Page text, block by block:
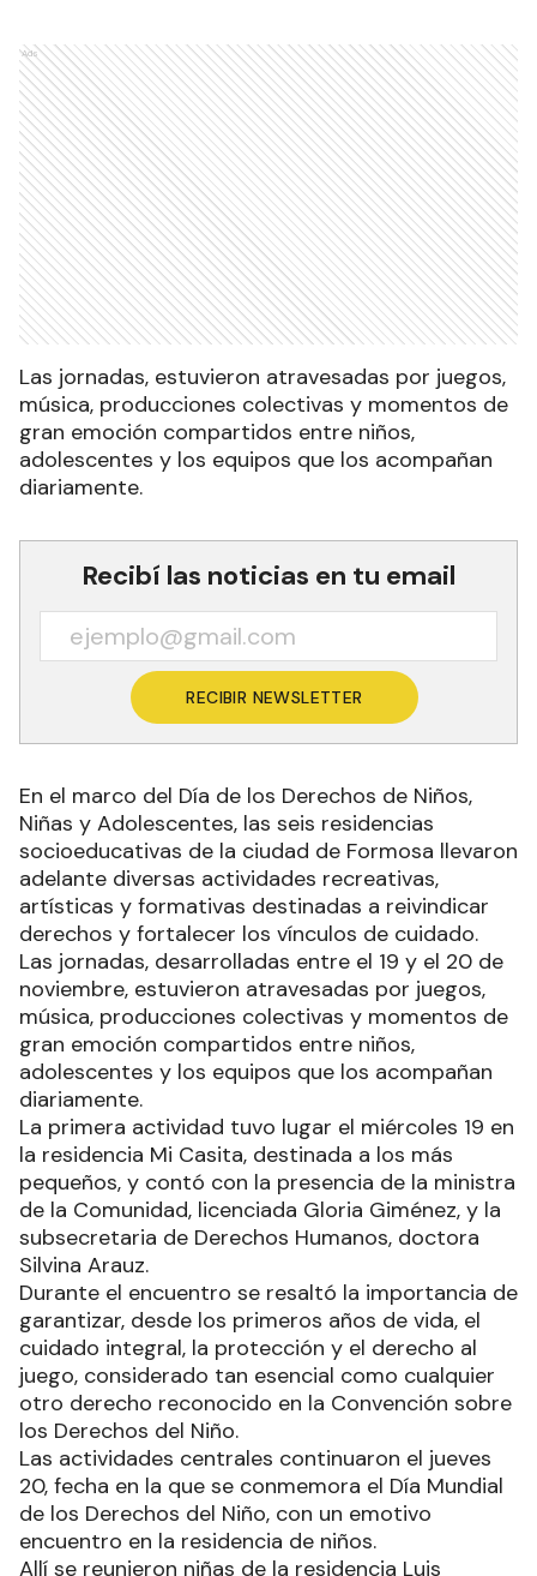
Ads
Las jornadas, estuvieron atravesadas por juegos,
música, producciones colectivas y momentos de
gran emoción compartidos entre niños,
adolescentes y los equipos que los acompañan
diariamente.
Recibí las noticias en tu email
RECIBIR NEWSLETTER
En el marco del Día de los Derechos de Niños,
Niñas y Adolescentes, las seis residencias
socioeducativas de la ciudad de Formosa llevaron
adelante diversas actividades recreativas,
artísticas y formativas destinadas a reivindicar
derechos y fortalecer los vínculos de cuidado.
Las jornadas, desarrolladas entre el 19 y el 20 de
noviembre, estuvieron atravesadas por juegos,
música, producciones colectivas y momentos de
gran emoción compartidos entre niños,
adolescentes y los equipos que los acompañan
diariamente.
La primera actividad tuvo lugar el miércoles 19 en
la residencia Mi Casita, destinada a los más
pequeños, y contó con la presencia de la ministra
de la Comunidad, licenciada Gloria Giménez, y la
subsecretaria de Derechos Humanos, doctora
Silvina Arauz.
Durante el encuentro se resaltó la importancia de
garantizar, desde los primeros años de vida, el
cuidado integral, la protección y el derecho al
juego, considerado tan esencial como cualquier
otro derecho reconocido en la Convención sobre
los Derechos del Niño.
Las actividades centrales continuaron el jueves
20, fecha en la que se conmemora el Día Mundial
de los Derechos del Niño, con un emotivo
encuentro en la residencia de niños.
Allí se reunieron niñas de la residencia Luis